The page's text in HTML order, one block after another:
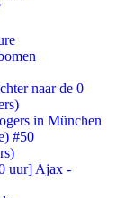
naar de 0
in München
#50
uur] Ajax -